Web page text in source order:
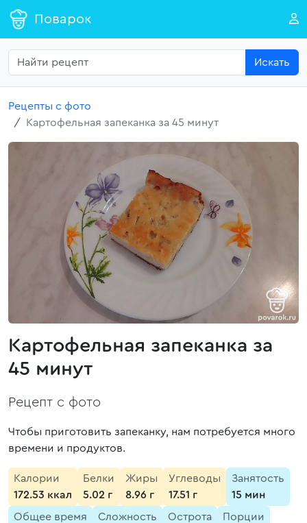
Поварок
Искать
Рецепты с фото
Картофельная запеканка за 45 минут
Картофельная запеканка за
45 минут
Рецепт с фото
Чтобы приготовить запеканку, нам потребуется много
времени и продуктов.
Калории
172.53 ккал
Белки
5.02 г
Жиры
8.96 г
Углеводы
17.51 г
Занятость
15 мин
Общее время
Сложность
Острота
Порции